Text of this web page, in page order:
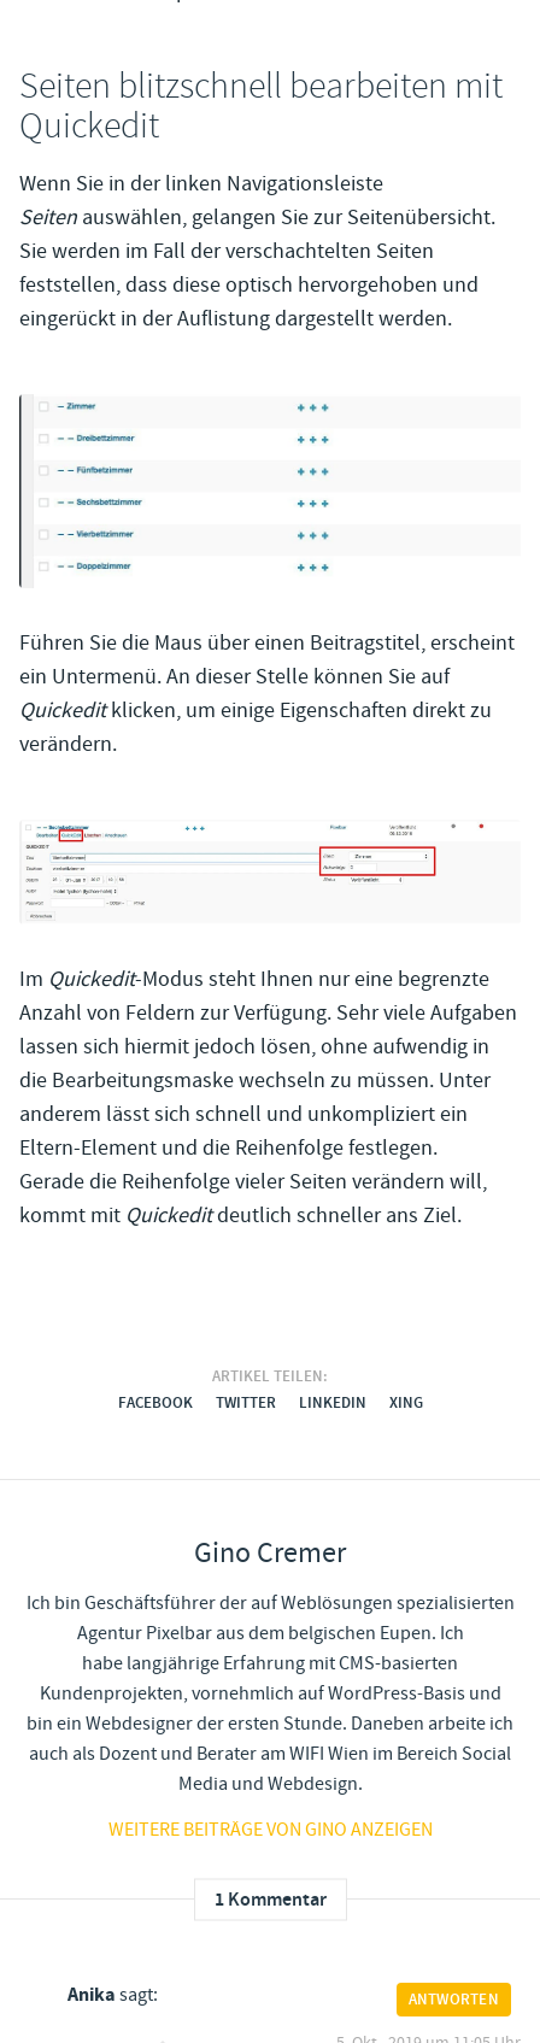
Seiten blitzschnell bearbeiten mit
Quickedit
Wenn Sie in der linken Navigationsleiste
Seiten auswählen, gelangen Sie zur Seitenübersicht.
Sie werden im Fall der verschachtelten Seiten
feststellen, dass diese optisch hervorgehoben und
eingerückt in der Auflistung dargestellt werden.
Führen Sie die Maus über einen Beitragstitel, erscheint
ein Untermenü. An dieser Stelle können Sie auf
Quickeditklicken, um einige Eigenschaften direkt zu
verändern.
Im Quickedit-Modus steht Ihnen nur eine begrenzte
Anzahl von Feldern zur Verfügung. Sehr viele Aufgaben
lassen sich hiermit jedoch lösen, ohne aufwendig in
die Bearbeitungsmaske wechseln zu müssen. Unter
anderem lässt sich schnell und unkompliziert ein
Eltern-Element und die Reihenfolge festlegen.
Gerade die Reihenfolge vieler Seiten verändern will,
kommt mit Quickeditdeutlich schneller ans Ziel.
ARTIKEL TEILEN:
FACEBOOK
TWITTER LINKEDIN XING
Gino Cremer
Ich bin Geschäftsführer der auf Weblösungen spezialisierten
Agentur Pixelbar aus dem belgischen Eupen. Ich
habe langjährige Erfahrung mit CMS-basierten
Kundenprojekten, vornehmlich auf WordPress-Basis und
bin ein Webdesigner der ersten Stunde. Daneben arbeite ich
auch als Dozent und Berater am WIFI Wien im Bereich Social
Media und Webdesign.
WEITERE BEITRÄGE VON GINO ANZEIGEN
1 Kommentar
Anika sagt: ANTWORTEN